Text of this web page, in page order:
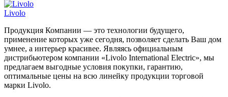
Livolo
Продукция Компании — это технологии будущего,
применение которых уже сегодня, позволяет сделать Ваш дом
умнее, а интерьер красивее. Являясь официальным
дистрибьютером компании «Livolo International Electric», мы
предлагаем выгодные условия покупки, гарантию,
оптимальные цены на всю линейку продукции торговой
марки Livolo.